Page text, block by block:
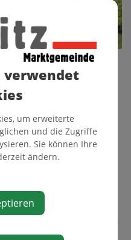
verwendet
um erweiterte
und die Zugriffe
Sie können Ihre
ändern.